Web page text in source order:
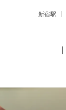
新宿駅